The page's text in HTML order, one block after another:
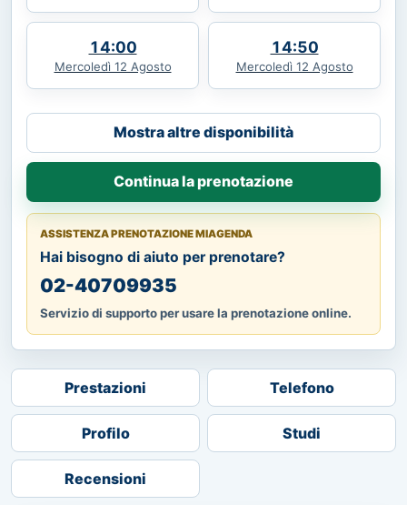
14:00
Mercoledì 12 Agosto
14:50
Mercoledì 12 Agosto
Mostra altre disponibilità
Continua la prenotazione
ASSISTENZA PRENOTAZIONE MIAGENDA
Hai bisogno di aiuto per prenotare?
02-40709935
Servizio di supporto per usare la prenotazione online.
Prestazioni Telefono
Profilo Studi
Recensioni